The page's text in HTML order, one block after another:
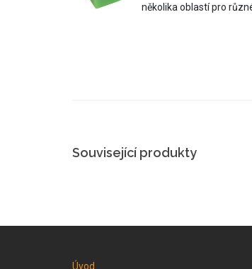
několika oblastí pro
Související produkty
Úvod